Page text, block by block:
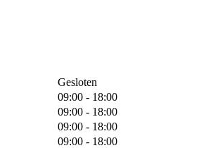
Gesloten
09:00 - 18:00
09:00 - 18:00
09:00 - 18:00
09:00 - 18:00